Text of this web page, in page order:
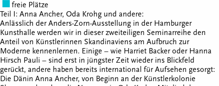
freie Plätze
Teil I: Anna Ancher, Oda Krohg und andere:
Anlässlich der Anders-Zorn-Ausstellung in der Hamburger
Kunsthalle werden wir in dieser zweiteiligen Seminarreihe den
Anteil von Künstlerinnen Skandinaviens am Aufbruch zur
Moderne kennenlernen. Einige – wie Harriet Backer oder Hanna
Hirsch Pauli – sind erst in jüngster Zeit wieder ins Blickfeld
gerückt, andere haben bereits international für Aufsehen gesorgt:
Die Dänin Anna Ancher, von Beginn an der Künstlerkolonie